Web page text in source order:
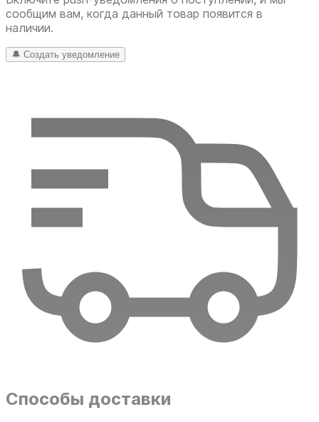
сообщим вам, когда данный товар появится в
наличии.
🔔 Создать уведомление
Способы доставки